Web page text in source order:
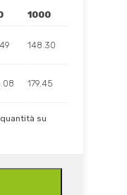
1000
148.30
179.45
su